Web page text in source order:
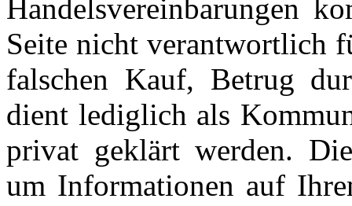
Handelsvereinbarungen
Seite nicht verantwortlich
falschen Kauf, Betrug
dient lediglich als
privat geklärt werden.
um Informationen auf